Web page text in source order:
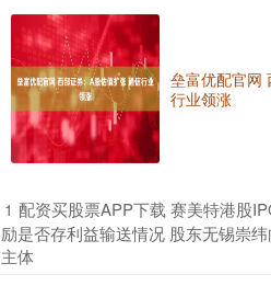
垒富优配官网
行业领涨
1 配资买股票APP下载 赛美特港股
励是否存利益输送情况 股东无锡崇
主体